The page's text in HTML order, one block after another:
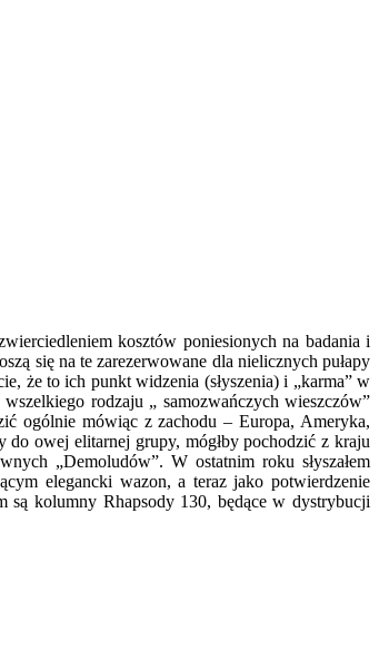
kosztów poniesionych na badania i
się na te zarezerwowane dla nielicznych pułapy
że to ich punkt widzenia (słyszenia) i „karma” w
rodzaju „ samozwańczych wieszczów”
ogólnie mówiąc z zachodu – Europa, Ameryka,
do owej elitarnej grupy, mógłby pochodzić z kraju
„Demoludów”. W ostatnim roku słyszałem
elegancki wazon, a teraz jako potwierdzenie
są kolumny Rhapsody 130, będące w dystrybucji